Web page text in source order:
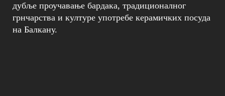
дубље проучавање бардака, традиционалног
грнчарства и културе употребе керамичких посуда
на Балкану.